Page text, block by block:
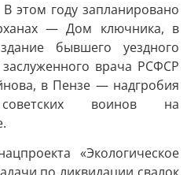
этом году запланировано
— Дом ключника, в
бывшего уездного
врача РСФСР
в Пензе — надгробия
воинов на
«Экологическое